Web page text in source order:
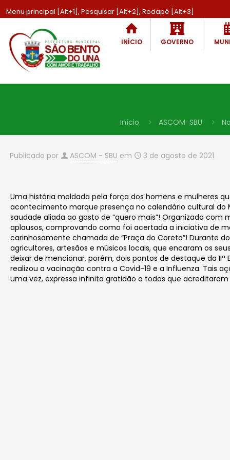
Menu principal [Alt+1], Pesquisar [Alt+2], Rodapé [Alt+3]
INÍCIO GOVERNO
Início ASCOM-SBU
Publicado por ASCOM - SBU em 3 de agosto de 2021
Uma história moldada pela força dos homens e mulheres
acontecimento marque presença no calendário cultural do
saudade aliada ao gosto de “quero mais”! Organizado
aplausos, comprovando como foi acertada a iniciativa de
carinhosamente chamada de “Praça do Coreto”! Durante
agricultores, artesãos e músicos locais, que encaram os
deixar de mencionar, porém, dois pontos de destaque da IIª
realizou a vacinação contra a Covid-19 e a Influenza. Tais
uma vez, expressa infinita gratidão a todos que